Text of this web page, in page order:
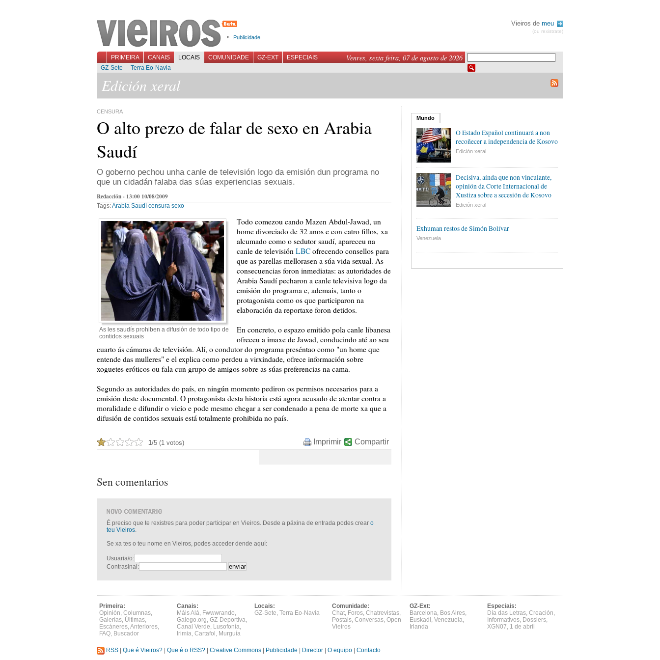
Publicidade
Vieiros de meu
(ou rexistrate)
Venres, sexta feira, 07 de agosto de 2026
PRIMEIRA CANAIS LOCAIS COMUNIDADE GZ-EXT
ESPECIAIS
GZ-Sete
Terra Eo-Navia
Edición xeral
CENSURA
O alto prezo de falar de sexo en Arabia
Saudí
O goberno pechou unha canle de televisión logo da emisión dun programa no
que un cidadán falaba das súas experiencias sexuais.
Redacción - 13:00 10/08/2009
Tags:Arabia Saudí censura sexo
As les saudís prohiben a difusión de todo tipo de
contidos sexuais
Todo comezou cando Mazen Abdul-Jawad, un
home divorciado de 32 anos e con catro fillos, xa
alcumado como o sedutor saudí, apareceu na
canle de televisión LBC ofrecendo consellos para
que as parellas mellorasen a súa vida sexual. As
consecuencias foron inmediatas: as autoridades de
Arabia Saudí pecharon a canle televisiva logo da
emisión do programa e, ademais, tanto o
protagonista como os que participaron na
elaboración da reportaxe foron detidos.
En concreto, o espazo emitido pola canle libanesa
ofreceu a imaxe de Jawad, conducindo até ao seu
cuarto ás cámaras de televisión. Alí, o condutor do programa preséntao como "un home que
entende das mulleres" e el explica como perdeu a virxindade, ofrece información sobre
xoguetes eróticos ou fala cun grupo de amigos sobre as súas preferencias na cama.
Segundo as autoridades do país, en ningún momento pediron os permisos necesarios para a
emisión deste documental. O protagonista desta historia está agora acusado de atentar contra a
moralidade e difundir o vicio e pode mesmo chegar a ser condenado a pena de morte xa que a
difusión de contidos sexuais está totalmente prohibida no país.
1/5 (1 votos) Compartir
Imprimir
Sen comentarios
É preciso que te rexistres para poder participar en Vieiros. Desde a páxina de entrada podes crear o
teu Vieiros.
Se xa tes o teu nome en Vieiros, podes acceder dende aquí:
Usuaria/o:
Contrasinal:
Mundo
O Estado Español continuará a non
recoñecer a independencia de Kosovo
Edición xeral
Decisiva, aínda que non vinculante,
opinión da Corte Internacional de
Xustiza sobre a secesión de Kosovo
Edición xeral
Exhuman restos de Simón Bolívar
Venezuela
Primeira:
Opinión, Columnas,
Galerías, Últimas,
Escáneres,Anteriores,
FAQ, Buscador
Canais:
Máis Alá, Fwwwrando,
Galego.org, GZ-Deportiva,
Canal Verde, Lusofonía,
Irimia, Cartafol , Murguía
Locais:
GZ-Sete, Terra Eo-Navia
Comunidade:
Chat, Foros, Chatrevistas,
Postais, Conversas, Open
Vieiros
GZ-Ext:
Barcelona, Bos Aires,
Euskadi, Venezuela,
Irlanda
Especiais:
Día das Letras, Creación,
Informativos, Dossiers,
XGN07, 1 de abril
RSS Que é Vieiros? Que é o RSS? Creative Commons Publicidade Director O equipo Contacto